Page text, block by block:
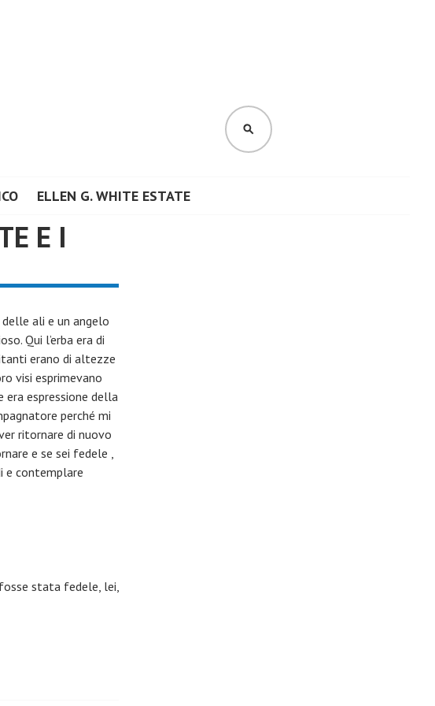
CERCA
ELLEN G. WHITE ESTATE
E I
ali e un angelo
Qui l’erba era di
erano di altezze
visi esprimevano
era espressione della
perché mi
ritornare di nuovo
e se sei fedele ,
e contemplare
stata fedele, lei,